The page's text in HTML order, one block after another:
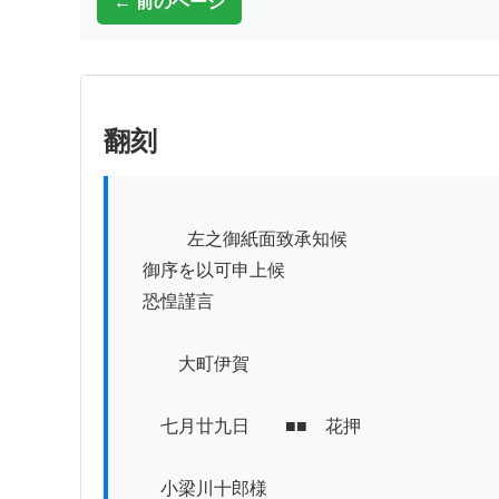
翻刻
御序を以可申上候
恐惶謹言
大町伊賀
七月廿九日　　■■　花押
小梁川十郎様